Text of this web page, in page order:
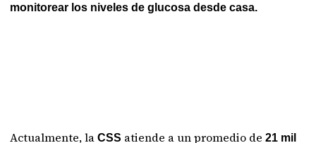
monitorear los niveles de glucosa desde casa.
Actualmente, laCSS atiende a un promedio de 21 mil